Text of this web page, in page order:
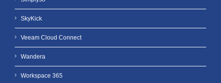
SkyKick
Veeam Cloud Connect
Wandera
Workspace 365